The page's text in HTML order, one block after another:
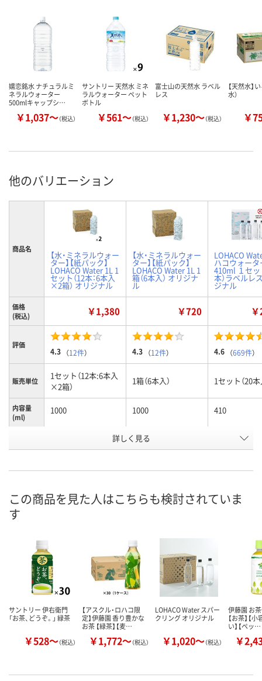
嬬恋銘水 ナチュラルミ
ネラルウォーター
500mlキャップシ…
￥1,037～（税込）
サントリー 天然水 ミネ
ラルウォーター ペット
ボトル
￥561～（税込）
富士山の天然水 ラベル
レス
￥1,230～（税込）
【天然水】
水）
￥
他のバリエーション
商品名
【水・ミネラルウォー
ター】【紙パック】
LOHACO Water 1L 1
セット（12本：6本入
×2箱） オリジナル
【水・ミネラルウォー
ター】【紙パック】
LOHACO Water 1L 1
箱（6本入） オリジナ
ル
LOHACO
ハコウォータ
410ml １セッ
本）ラベルレ
ジナル
価格
(税込)
￥1,380 ￥720
評価
4.3 （12件） 4.3 （12件） 4.6 （669件）
販売単位
1セット（12本:6本入
×2箱）
1箱（6本入） 1セット（20
内容量
(ml)
1000 1000 410
PU73978 J538477
8月10日（月）
カ
詳しく見る
この商品を見た人はこちらも検討されていま
す
サントリー 伊右衛門
「お茶、どうぞ。」 緑茶
￥528～（税込）
【アスクル・ロハコ限
定】伊藤園 香り豊かな
お茶 【緑茶】【麦…
￥1,772～（税込）
LOHACO Water スパー
クリング オリジナル
￥1,020～（税込）
伊藤園 お茶
【お茶】【
い】【ペッ…
￥